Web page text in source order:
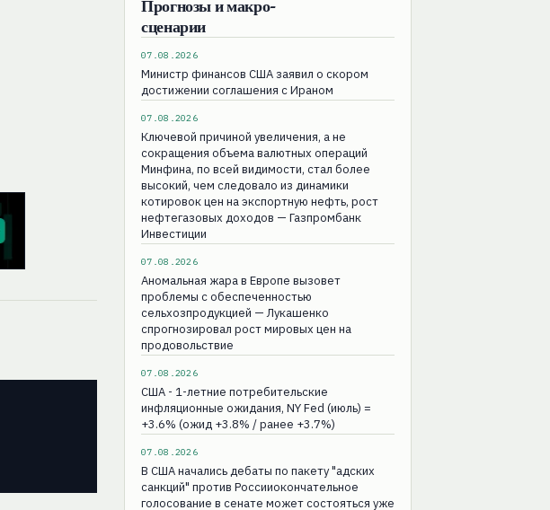
Прогнозы и макро-
сценарии
07.08.2026
Министр финансов США заявил о скором
достижении соглашения с Ираном
07.08.2026
Ключевой причиной увеличения, а не
сокращения объема валютных операций
Минфина, по всей видимости, стал более
высокий, чем следовало из динамики
котировок цен на экспортную нефть, рост
нефтегазовых доходов — Газпромбанк
Инвестиции
07.08.2026
Аномальная жара в Европе вызовет
проблемы с обеспеченностью
сельхозпродукцией — Лукашенко
спрогнозировал рост мировых цен на
продовольствие
07.08.2026
США - 1-летние потребительские
инфляционные ожидания, NY Fed (июль) =
+3.6% (ожид +3.8% / ранее +3.7%)
07.08.2026
В США начались дебаты по пакету "адских
санкций" против Россииокончательное
голосование в сенате может состояться уже